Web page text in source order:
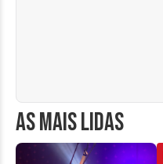
AS MAIS LIDAS